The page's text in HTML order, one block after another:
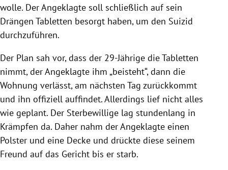
wolle. Der Angeklagte soll schließlich auf sein
Drängen Tabletten besorgt haben, um den Suizid
durchzuführen.
Der Plan sah vor, dass der 29-Jährige die Tabletten
nimmt, der Angeklagte ihm „beisteht“, dann die
Wohnung verlässt, am nächsten Tag zurückkommt
und ihn offiziell auffindet. Allerdings lief nicht alles
wie geplant. Der Sterbewillige lag stundenlang in
Krämpfen da. Daher nahm der Angeklagte einen
Polster und eine Decke und drückte diese seinem
Freund auf das Gericht bis er starb.